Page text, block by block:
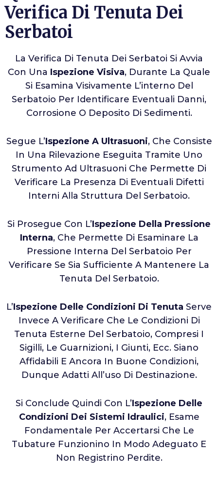
Verifica Di Tenuta Dei
Serbatoi
La Verifica Di Tenuta Dei Serbatoi Si Avvia
Con Una Ispezione Visiva, Durante La Quale
Si Esamina Visivamente L’interno Del
Serbatoio Per Identificare Eventuali Danni,
Corrosione O Deposito Di Sedimenti.
Segue L’Ispezione A Ultrasuoni, Che Consiste
In Una Rilevazione Eseguita Tramite Uno
Strumento Ad Ultrasuoni Che Permette Di
Verificare La Presenza Di Eventuali Difetti
Interni Alla Struttura Del Serbatoio.
Si Prosegue Con L’Ispezione Della Pressione
Interna, Che Permette Di Esaminare La
Pressione Interna Del Serbatoio Per
Verificare Se Sia Sufficiente A Mantenere La
Tenuta Del Serbatoio.
L’Ispezione Delle Condizioni Di Tenuta Serve
Invece A Verificare Che Le Condizioni Di
Tenuta Esterne Del Serbatoio, Compresi I
Sigilli, Le Guarnizioni, I Giunti, Ecc. Siano
Affidabili E Ancora In Buone Condizioni,
Dunque Adatti All’uso Di Destinazione.
Si Conclude Quindi Con L’Ispezione Delle
Condizioni Dei Sistemi Idraulici, Esame
Fondamentale Per Accertarsi Che Le
Tubature Funzionino In Modo Adeguato E
Non Registrino Perdite.